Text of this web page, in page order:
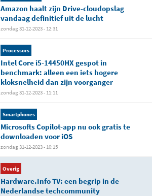
Amazon haalt zijn Drive-cloudopslag
vandaag definitief uit de lucht
zondag 31-12-2023 - 12:31
Processors
Intel Core i5-14450HX gespot in
benchmark: alleen een iets hogere
kloksnelheid dan zijn voorganger
zondag 31-12-2023 - 11:11
Smartphones
Microsofts Copilot-app nu ook gratis te
downloaden voor iOS
zondag 31-12-2023 - 10:15
Overig
Hardware.Info TV: een begrip in de
Nederlandse techcommunity